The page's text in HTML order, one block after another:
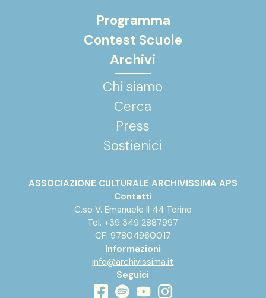
Programma
Contest Scuole
Archivi
Chi siamo
Cerca
Press
Sostienici
ASSOCIAZIONE CULTURALE ARCHIVISSIMA APS
Contatti
C.so V. Emanuele II 44 Torino
Tel. +39 349 2887997
CF: 97804960017
Informazioni
info@archivissima.it
Seguici